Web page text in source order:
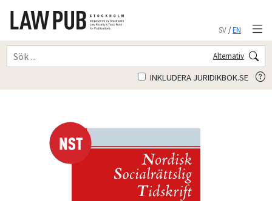
SV/EN
Alternativ
INKLUDERA JURIDIKBOK.SE